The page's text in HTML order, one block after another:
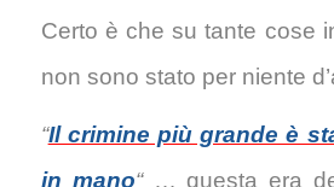
Certo è che su tante cose
non sono stato per niente
“Il crimine più grande è
in mano“… questa era